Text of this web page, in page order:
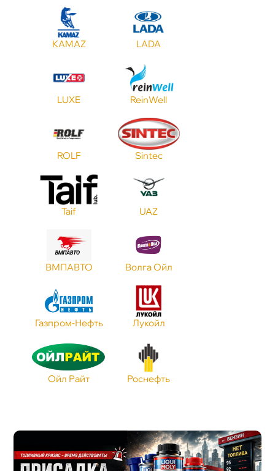
Допуск FORD
Стандарт API
Стандарт ILSAC
KAMAZ LADA
LUXE ReinWell
ROLF Sintec
Taif UAZ
МПАВТО олга Ойл
Газпром-Нефть Лукойл
Ойл Райт Роснефть